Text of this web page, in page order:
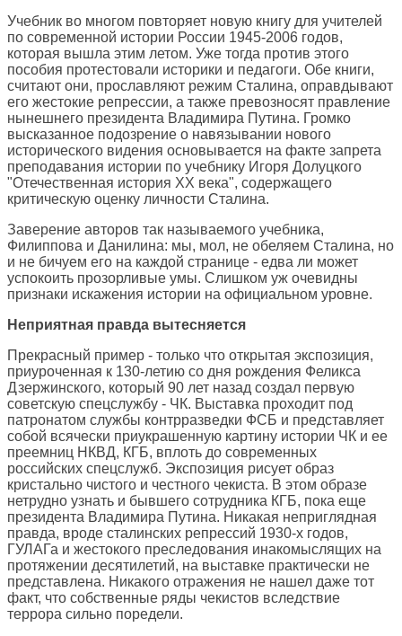
Учебник во многом повторяет новую книгу для учителей
по современной истории России 1945-2006 годов,
которая вышла этим летом. Уже тогда против этого
пособия протестовали историки и педагоги. Обе книги,
считают они, прославляют режим Сталина, оправдывают
его жестокие репрессии, а также превозносят правление
нынешнего президента Владимира Путина. Громко
высказанное подозрение о навязывании нового
исторического видения основывается на факте запрета
преподавания истории по учебнику Игоря Долуцкого
"Отечественная история ХХ века", содержащего
критическую оценку личности Сталина.
Заверение авторов так называемого учебника,
Филиппова и Данилина: мы, мол, не обеляем Сталина, но
и не бичуем его на каждой странице - едва ли может
успокоить прозорливые умы. Слишком уж очевидны
признаки искажения истории на официальном уровне.
Неприятная правда вытесняется
Прекрасный пример - только что открытая экспозиция,
приуроченная к 130-летию со дня рождения Феликса
Дзержинского, который 90 лет назад создал первую
советскую спецслужбу - ЧК. Выставка проходит под
патронатом службы контрразведки ФСБ и представляет
собой всячески приукрашенную картину истории ЧК и ее
преемниц НКВД, КГБ, вплоть до современных
российских спецслужб. Экспозиция рисует образ
кристально чистого и честного чекиста. В этом образе
нетрудно узнать и бывшего сотрудника КГБ, пока еще
президента Владимира Путина. Никакая неприглядная
правда, вроде сталинских репрессий 1930-х годов,
ГУЛАГа и жестокого преследования инакомыслящих на
протяжении десятилетий, на выставке практически не
представлена. Никакого отражения не нашел даже тот
факт, что собственные ряды чекистов вследствие
террора сильно поредели.